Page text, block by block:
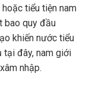
tiểu tiện nam
bao quy đầu
khiến nước tiểu
tại đây, nam giới
nhập.